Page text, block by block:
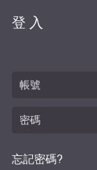
登入
忘記密碼?